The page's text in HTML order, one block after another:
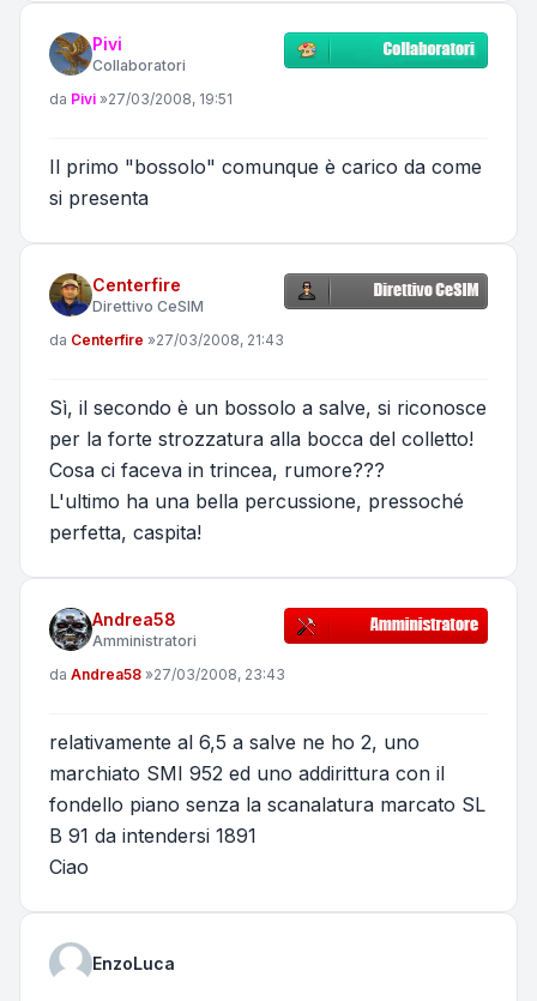
Pivi
Collaboratori
Messaggio
da Pivi »27/03/2008, 19:51
Il primo "bossolo" comunque è carico da come
si presenta
Centerfire
Direttivo CeSIM
Messaggio
da Centerfire »27/03/2008, 21:43
Sì, il secondo è un bossolo a salve, si riconosce
per la forte strozzatura alla bocca del colletto!
Cosa ci faceva in trincea, rumore???
L'ultimo ha una bella percussione, pressoché
perfetta, caspita!
Andrea58
Amministratori
Messaggio
da Andrea58 »27/03/2008, 23:43
relativamente al 6,5 a salve ne ho 2, uno
marchiato SMI 952 ed uno addirittura con il
fondello piano senza la scanalatura marcato SL
B 91 da intendersi 1891
Ciao
EnzoLuca